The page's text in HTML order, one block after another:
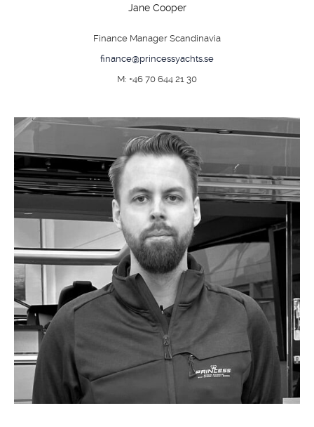
Jane Cooper
Finance Manager Scandinavia
finance@princessyachts.se
M: +46 70 644 21 30
MARINER
TJENESTER
NYHETER
EVENT
DESIGN STUDIO
TIL SALGS
SHOP
KONTAKT